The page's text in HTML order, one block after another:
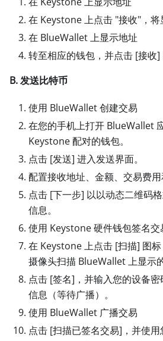
在 Keystone 上点击 "接收"，将
在 BlueWallet 上显示地址
转至相应的钱包，并点击 [接收]
B. 发送比特币
使用 BlueWallet 创建交易
在您的手机上打开 BlueWallet
Keystone 配对的钱包。
点击 [发送] 进入发送界面。
配置接收地址、金额、交易费用
点击 [下一步] 以以动态二维码
信息。
使用 Keystone 硬件钱包签名交
在 Keystone 上点击 [扫描] 图
摄像头扫描 BlueWallet 上显示
点击 [签名] ，并输入您的设备
信息（等待广播）。
使用 BlueWallet 广播交易
点击 [扫描已签名交易] ，并使